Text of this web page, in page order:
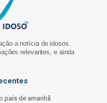
a notícia de idosos.
relevantes, e ainda
país de amanhã